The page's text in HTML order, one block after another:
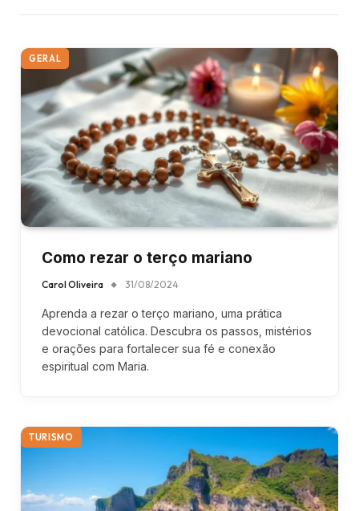
GERAL
Como rezar o terço mariano
Carol Oliveira 31/08/2024
Aprenda a rezar o terço mariano, uma prática
devocional católica. Descubra os passos, mistérios
e orações para fortalecer sua fé e conexão
espiritual com Maria.
TURISMO